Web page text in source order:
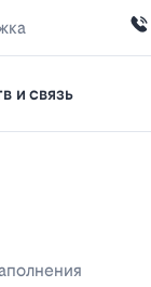
и связь